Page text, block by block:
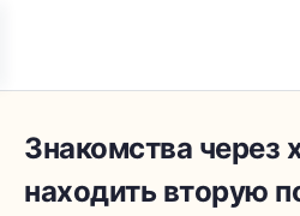
Знакомства через
находить вторую